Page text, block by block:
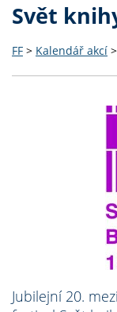
Svět
FF > Kalendář akcí >
Jubilejní 20.